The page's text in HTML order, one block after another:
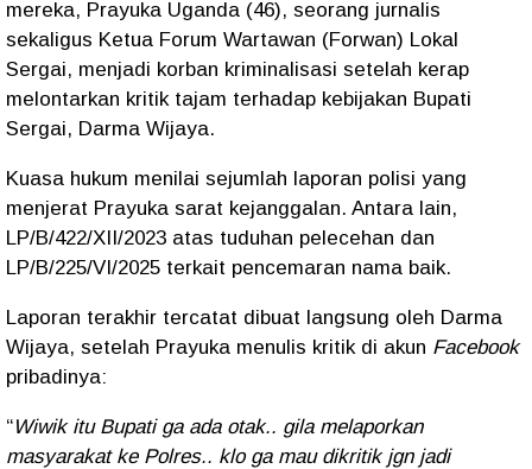
mereka, Prayuka Uganda (46), seorang jurnalis
sekaligus Ketua Forum Wartawan (Forwan) Lokal
Sergai, menjadi korban kriminalisasi setelah kerap
melontarkan kritik tajam terhadap kebijakan Bupati
Sergai, Darma Wijaya.
Kuasa hukum menilai sejumlah laporan polisi yang
menjerat Prayuka sarat kejanggalan. Antara lain,
LP/B/422/XII/2023 atas tuduhan pelecehan dan
LP/B/225/VI/2025 terkait pencemaran nama baik.
Laporan terakhir tercatat dibuat langsung oleh Darma
Wijaya, setelah Prayuka menulis kritik di akun Facebook
pribadinya:
“Wiwik itu Bupati ga ada otak.. gila melaporkan
masyarakat ke Polres.. klo ga mau dikritik jgn jadi